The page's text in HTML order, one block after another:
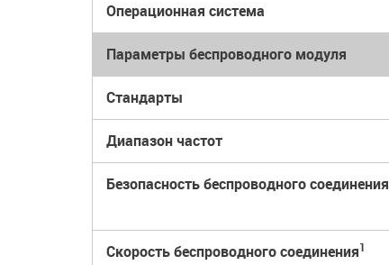
Операционная система
Параметры беспроводного модуля
Стандарты
Диапазон частот
Безопасность беспроводного соединения
Скорость беспроводного соединения1